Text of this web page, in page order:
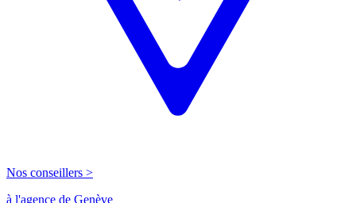
Nos conseillers >
à l'agence de Genève